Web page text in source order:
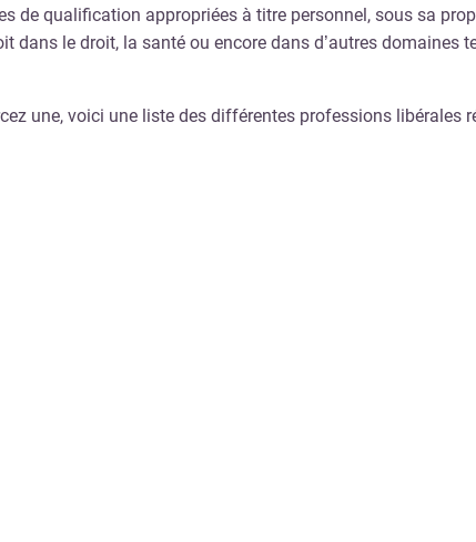
de qualification appropriées à titre personnel, sous sa
le droit, la santé ou encore dans d’autres domaines
une, voici une liste des différentes professions libérales